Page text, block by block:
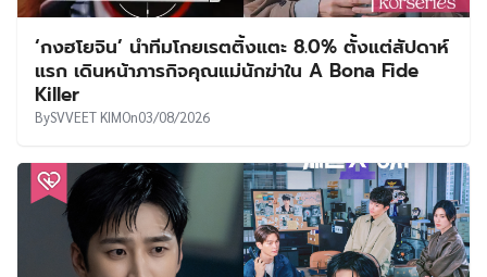
‘กงฮโยจิน’ นำทีมโกยเรตติ้งแตะ 8.0% ตั้งแต่สัปดาห์
แรก เดินหน้าภารกิจคุณแม่นักฆ่าใน A Bona Fide
Killer
BySVVEET KIMOn03/08/2026